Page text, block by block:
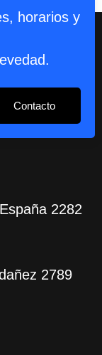
horarios y
Contacto
2282
2789